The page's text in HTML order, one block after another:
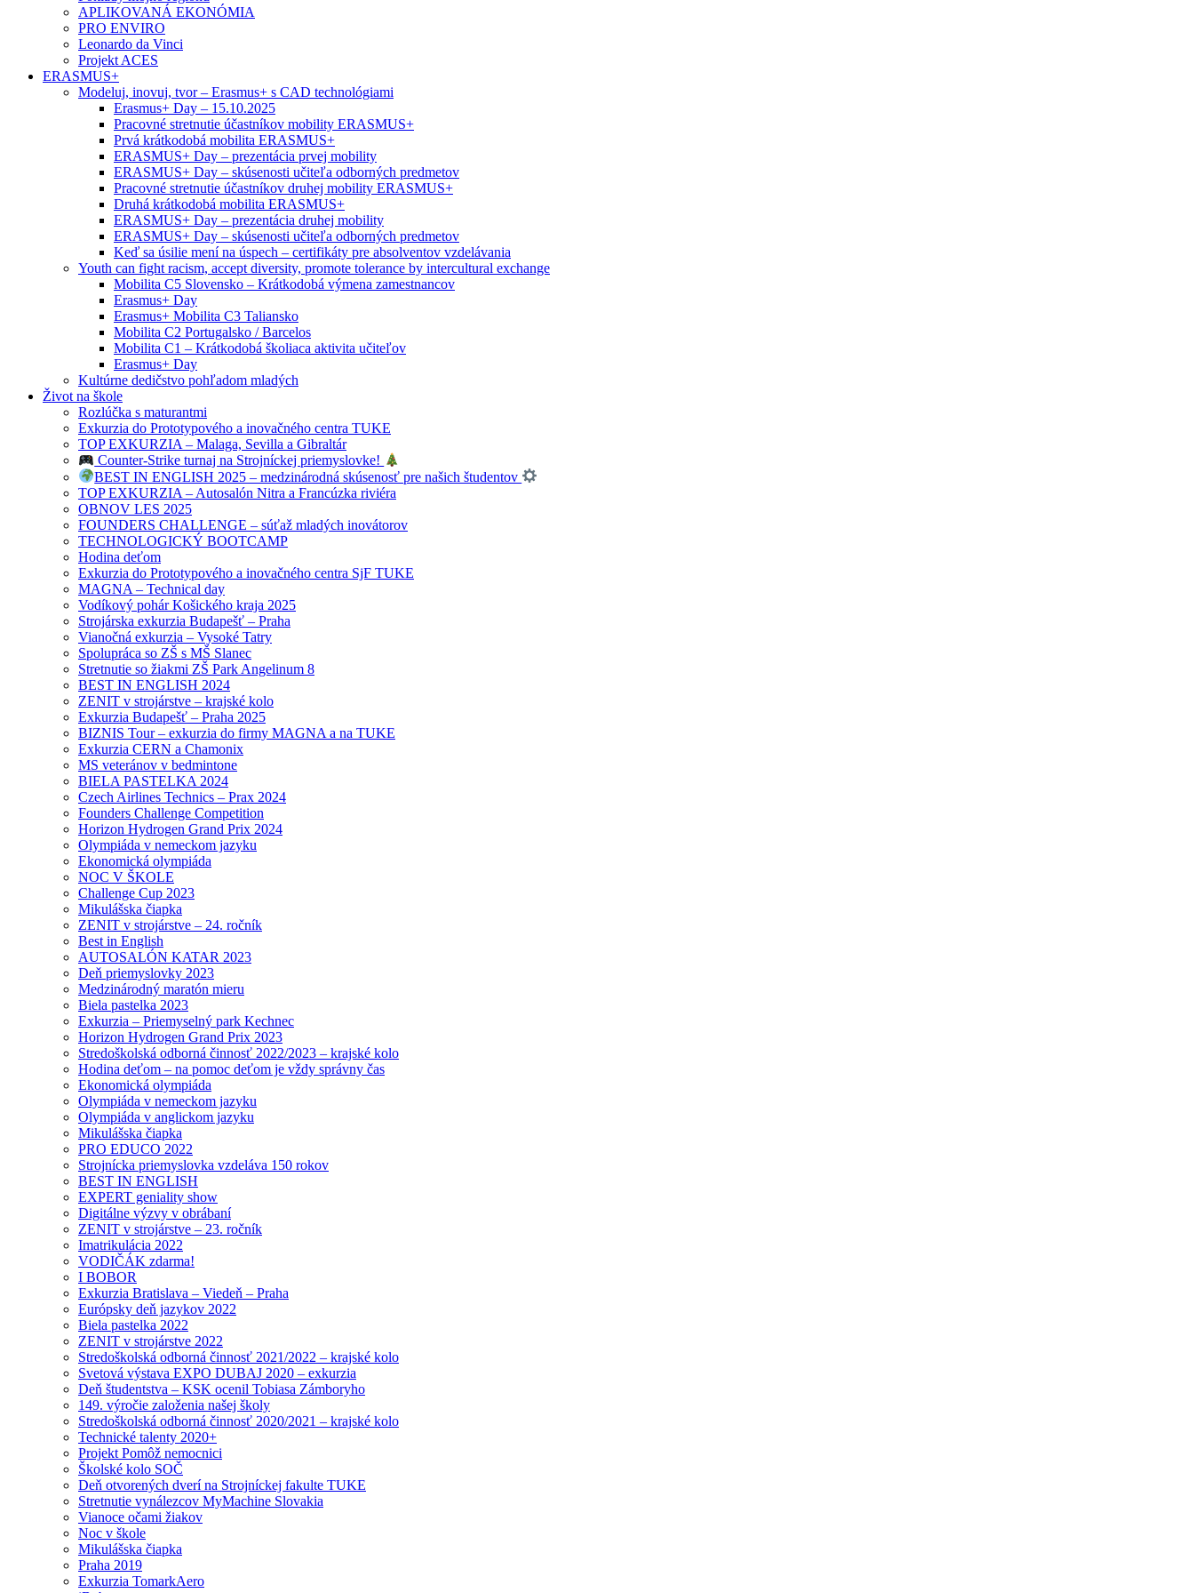
APLIKOVANÁ EKONÓMIA
PRO ENVIRO
Leonardo da Vinci
Projekt ACES
ERASMUS+
Modeluj, inovuj, tvor – Erasmus+ s CAD technológiami
Erasmus+ Day – 15.10.2025
Pracovné stretnutie účastníkov mobility ERASMUS+
Prvá krátkodobá mobilita ERASMUS+
ERASMUS+ Day – prezentácia prvej mobility
ERASMUS+ Day – skúsenosti učiteľa odborných predmetov
Pracovné stretnutie účastníkov druhej mobility ERASMUS+
Druhá krátkodobá mobilita ERASMUS+
ERASMUS+ Day – prezentácia druhej mobility
ERASMUS+ Day – skúsenosti učiteľa odborných predmetov
Keď sa úsilie mení na úspech – certifikáty pre absolventov vzdelávania
Youth can fight racism, accept diversity, promote tolerance by intercultural exchange
Mobilita C5 Slovensko – Krátkodobá výmena zamestnancov
Erasmus+ Day
Erasmus+ Mobilita C3 Taliansko
Mobilita C2 Portugalsko / Barcelos
Mobilita C1 – Krátkodobá školiaca aktivita učiteľov
Erasmus+ Day
Kultúrne dedičstvo pohľadom mladých
Život na škole
Rozlúčka s maturantmi
Exkurzia do Prototypového a inovačného centra TUKE
TOP EXKURZIA – Malaga, Sevilla a Gibraltár
Counter-Strike turnaj na Strojníckej priemyslovke!
BEST IN ENGLISH 2025 – medzinárodná skúsenosť pre našich študentov
TOP EXKURZIA – Autosalón Nitra a Francúzka riviéra
OBNOV LES 2025
FOUNDERS CHALLENGE – súťaž mladých inovátorov
TECHNOLOGICKÝ BOOTCAMP
Hodina deťom
Exkurzia do Prototypového a inovačného centra SjF TUKE
MAGNA – Technical day
Vodíkový pohár Košického kraja 2025
Strojárska exkurzia Budapešť – Praha
Vianočná exkurzia – Vysoké Tatry
Spolupráca so ZŠ s MŠ Slanec
Stretnutie so žiakmi ZŠ Park Angelinum 8
BEST IN ENGLISH 2024
ZENIT v strojárstve – krajské kolo
Exkurzia Budapešť – Praha 2025
BIZNIS Tour – exkurzia do firmy MAGNA a na TUKE
Exkurzia CERN a Chamonix
MS veteránov v bedmintone
BIELA PASTELKA 2024
Czech Airlines Technics – Prax 2024
Founders Challenge Competition
Horizon Hydrogen Grand Prix 2024
Olympiáda v nemeckom jazyku
Ekonomická olympiáda
NOC V ŠKOLE
Challenge Cup 2023
Mikulášska čiapka
ZENIT v strojárstve – 24. ročník
Best in English
AUTOSALÓN KATAR 2023
Deň priemyslovky 2023
Medzinárodný maratón mieru
Biela pastelka 2023
Exkurzia – Priemyselný park Kechnec
Horizon Hydrogen Grand Prix 2023
Stredoškolská odborná činnosť 2022/2023 – krajské kolo
Hodina deťom – na pomoc deťom je vždy správny čas
Ekonomická olympiáda
Olympiáda v nemeckom jazyku
Olympiáda v anglickom jazyku
Mikulášska čiapka
PRO EDUCO 2022
Strojnícka priemyslovka vzdeláva 150 rokov
BEST IN ENGLISH
EXPERT geniality show
Digitálne výzvy v obrábaní
ZENIT v strojárstve – 23. ročník
Imatrikulácia 2022
VODIČÁK zdarma!
I BOBOR
Exkurzia Bratislava – Viedeň – Praha
Európsky deň jazykov 2022
Biela pastelka 2022
ZENIT v strojárstve 2022
Stredoškolská odborná činnosť 2021/2022 – krajské kolo
Svetová výstava EXPO DUBAJ 2020 – exkurzia
Deň študentstva – KSK ocenil Tobiasa Zámboryho
149. výročie založenia našej školy
Stredoškolská odborná činnosť 2020/2021 – krajské kolo
Technické talenty 2020+
Projekt Pomôž nemocnici
Školské kolo SOČ
Deň otvorených dverí na Strojníckej fakulte TUKE
Stretnutie vynálezcov MyMachine Slovakia
Vianoce očami žiakov
Noc v škole
Mikulášska čiapka
Praha 2019
Exkurzia TomarkAero